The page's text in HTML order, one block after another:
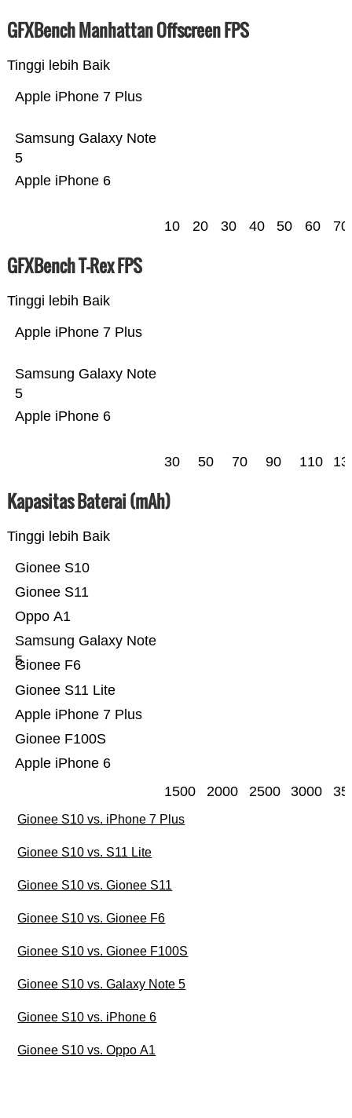
GFXBench Manhattan Offscreen FPS
Tinggi lebih Baik
Apple iPhone 6
Samsung Galaxy Note
5
Apple iPhone 7 Plus
10 20 30 40 50 60 70
GFXBench T-Rex FPS
Tinggi lebih Baik
Apple iPhone 6
Samsung Galaxy Note
5
Apple iPhone 7 Plus
30 50 70 90 110
Kapasitas Baterai (mAh)
Tinggi lebih Baik
Apple iPhone 6
Gionee F100S
Apple iPhone 7 Plus
Gionee S11 Lite
Gionee F6
Samsung Galaxy Note
5
Oppo A1
Gionee S11
Gionee S10
1500 2000 2500 3000
Gionee S10 vs. iPhone 7 Plus
Gionee S10 vs. S11 Lite
Gionee S10 vs. Gionee S11
Gionee S10 vs. Gionee F6
Gionee S10 vs. Gionee F100S
Gionee S10 vs. Galaxy Note 5
Gionee S10 vs. iPhone 6
Gionee S10 vs. Oppo A1